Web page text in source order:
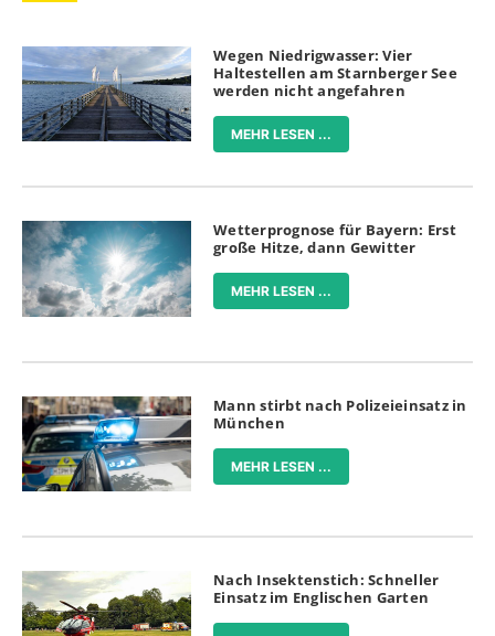
Wegen Niedrigwasser: Vier
Haltestellen am Starnberger See
werden nicht angefahren
MEHR LESEN ...
Wetterprognose für Bayern: Erst
große Hitze, dann Gewitter
MEHR LESEN ...
Mann stirbt nach Polizeieinsatz in
München
MEHR LESEN ...
Nach Insektenstich: Schneller
Einsatz im Englischen Garten